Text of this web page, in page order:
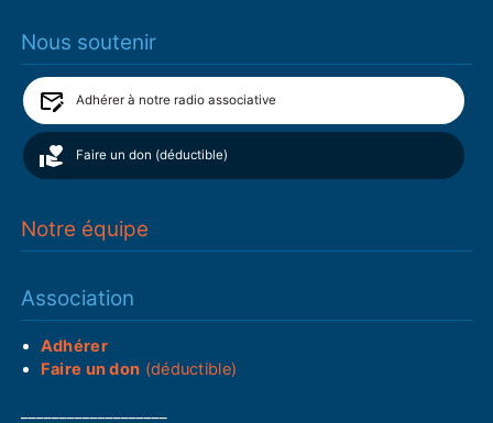
Nous soutenir
Adhérer à notre radio associative
Faire un don (déductible)
Notre équipe
Association
Adhérer
Faire un don (déductible)